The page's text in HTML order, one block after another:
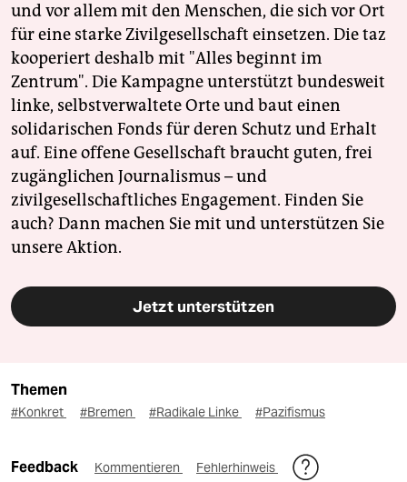
und vor allem mit den Menschen, die sich vor Ort
für eine starke Zivilgesellschaft einsetzen. Die taz
kooperiert deshalb mit "Alles beginnt im
Zentrum". Die Kampagne unterstützt bundesweit
linke, selbstverwaltete Orte und baut einen
solidarischen Fonds für deren Schutz und Erhalt
auf. Eine offene Gesellschaft braucht guten, frei
zugänglichen Journalismus – und
zivilgesellschaftliches Engagement. Finden Sie
auch? Dann machen Sie mit und unterstützen Sie
unsere Aktion.
Jetzt unterstützen
Themen
#Konkret #Bremen #Radikale Linke #Pazifismus
Feedback Kommentieren Fehlerhinweis